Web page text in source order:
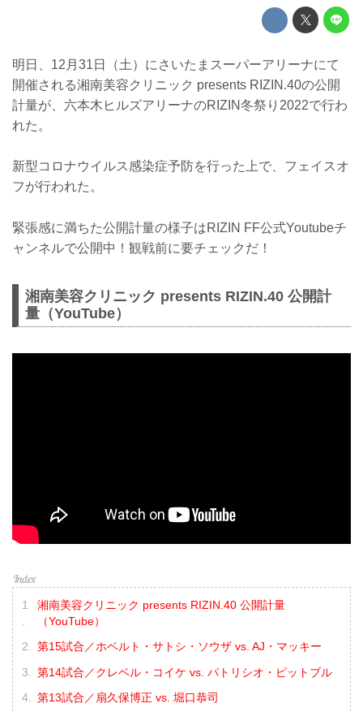
明日、12月31日（土）にさいたまスーパーアリーナにて
開催される湘南美容クリニック presents RIZIN.40の公開
計量が、六本木ヒルズアリーナのRIZIN冬祭り2022で行わ
れた。
新型コロナウイルス感染症予防を行った上で、フェイスオ
フが行われた。
緊張感に満ちた公開計量の様子はRIZIN FF公式Youtubeチ
ャンネルで公開中！観戦前に要チェックだ！
湘南美容クリニック presents RIZIN.40 公開計
量（YouTube）
湘南美容クリニック presents RIZIN.40 公開計量
（YouTube）
第15試合／ホベルト・サトシ・ソウザ vs. AJ・マッキー
第14試合／クレベル・コイケ vs. パトリシオ・ピットブル
第13試合／扇久保博正 vs. 堀口恭司